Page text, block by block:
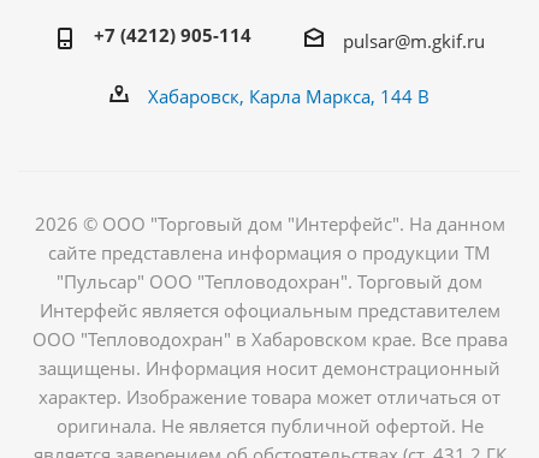
+7 (4212) 905-114 pulsar@m.gkif.ru
Хабаровск, Карла Маркса, 144 В
2026 © ООО "Торговый дом "Интерфейс". На данном
сайте представлена информация о продукции ТМ
"Пульсар" ООО "Тепловодохран". Торговый дом
Интерфейс является офоциальным представителем
ООО "Тепловодохран" в Хабаровском крае. Все права
защищены. Информация носит демонстрационный
характер. Изображение товара может отличаться от
оригинала. Не является публичной офертой. Не